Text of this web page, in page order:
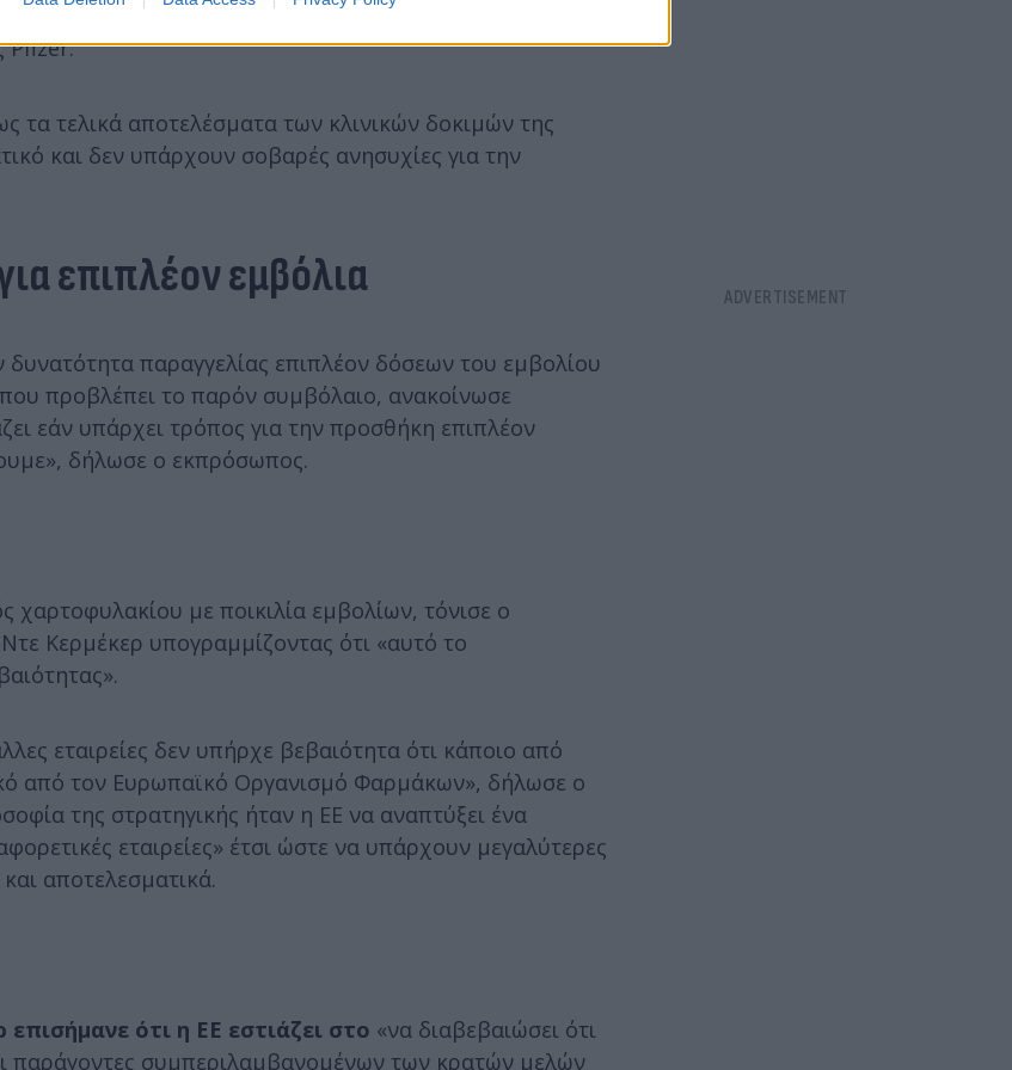
-20 βαθμών Κελσίου και δεν χρειάζεται
Pfizer.
τα τελικά αποτελέσματα των κλινικών δοκιμών της
και δεν υπάρχουν σοβαρές ανησυχίες για την
επιπλέον εμβόλια
παραγγελίας επιπλέον δόσεων του εμβολίου
προβλέπει το παρόν συμβόλαιο, ανακοίνωσε
εάν υπάρχει τρόπος για την προσθήκη επιπλέον
δήλωσε ο εκπρόσωπος.
με ποικιλία εμβολίων, τόνισε ο
Κερμέκερ υπογραμμίζοντας ότι «αυτό το
εταιρείες δεν υπήρχε βεβαιότητα ότι κάποιο από
από τον Ευρωπαϊκό Οργανισμό Φαρμάκων», δήλωσε ο
της στρατηγικής ήταν η ΕΕ να αναπτύξει ένα
εταιρείες» έτσι ώστε να υπάρχουν μεγαλύτερες
αποτελεσματικά.
ότι η ΕΕ εστιάζει στο «να διαβεβαιώσει ότι
παράγοντες συμπεριλαμβανομένων των κρατών μελών